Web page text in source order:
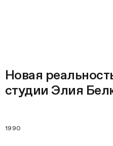
Новая
студии Элия
1990